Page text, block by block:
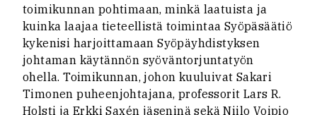
toimikunnan pohtimaan, minkä laatuista ja
kuinka laajaa tieteellistä toimintaa Syöpäsäätiö
kykenisi harjoittamaan Syöpäyhdistyksen
johtaman käytännön syöväntorjuntatyön
ohella. Toimikunnan, johon kuuluivat Sakari
Timonen puheenjohtajana, professorit Lars R.
Holsti ja Erkki Saxén jäseninä sekä Niilo Voipio